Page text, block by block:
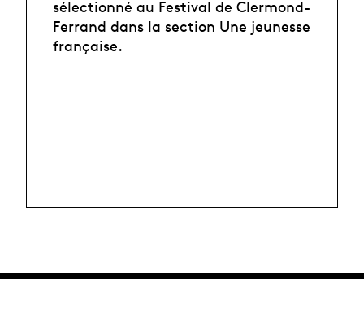
sélectionné au Festival de Clermond-
Ferrand dans la section Une jeunesse
française.